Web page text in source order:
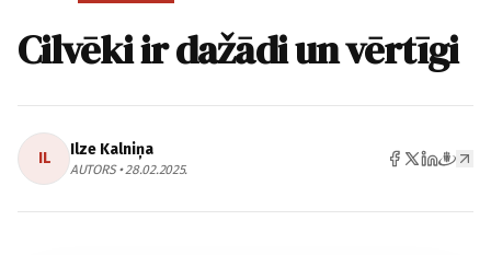
Cilvēki ir dažādi un vērtīgi
IL Ilze Kalniņa
AUTORS • 28.02.2025.